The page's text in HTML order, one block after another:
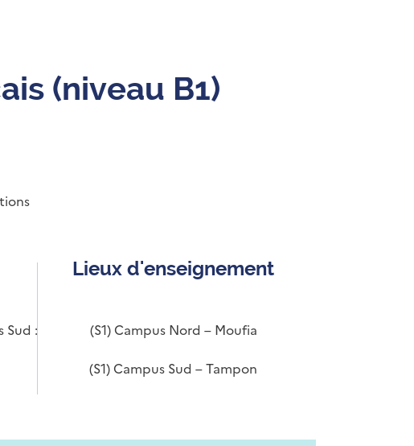
(niveau B1)
Sud :
Lieux d'enseignement
(S1) Campus Nord – Moufia
(S1) Campus Sud – Tampon